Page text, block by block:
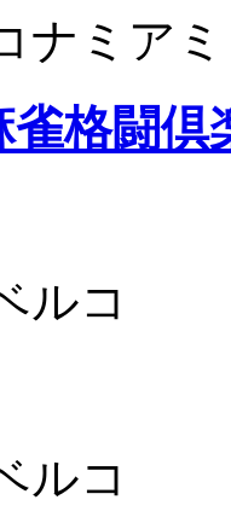
ナミア
格闘倶
ルコ
ルコ